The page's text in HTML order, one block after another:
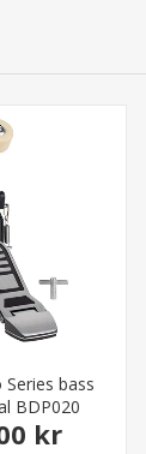
Series bass
BDP020
kr